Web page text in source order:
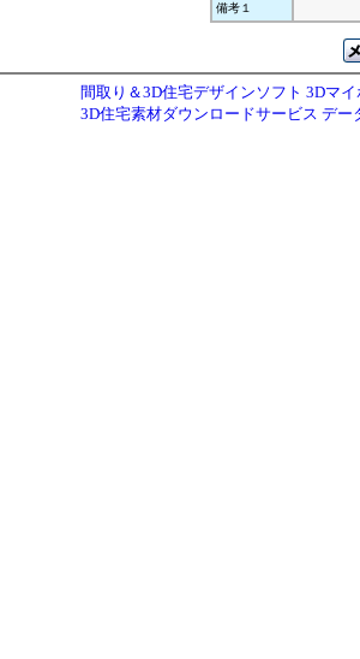
備考１
間取り＆3D住宅デザインソフト 3Dマ
3D住宅素材ダウンロードサービス デー